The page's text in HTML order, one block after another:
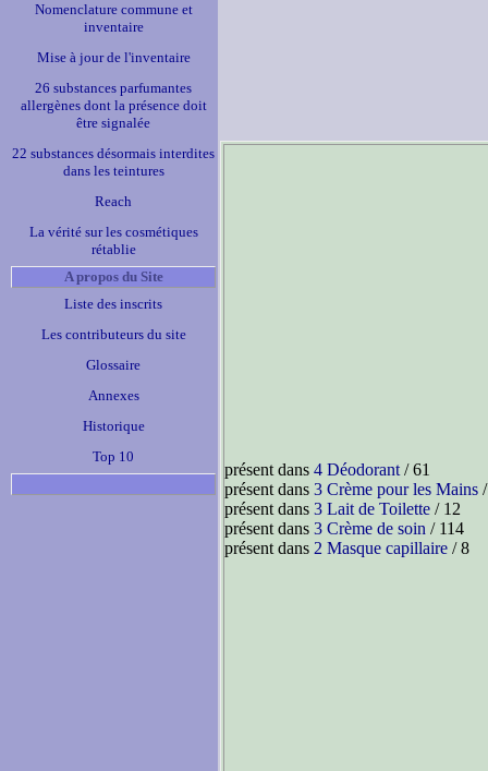
Nomenclature commune et
inventaire
Mise à jour de l'inventaire
26 substances parfumantes
allergènes dont la présence doit
être signalée
22 substances désormais interdites
dans les teintures
Reach
La vérité sur les cosmétiques
rétablie
A propos du Site
Liste des inscrits
Les contributeurs du site
Glossaire
Annexes
Historique
Top 10
présent dans 4 Déodorant / 61
présent dans 3 Crème pour les Mains
présent dans 3 Lait de Toilette / 12
présent dans 3 Crème de soin / 114
présent dans 2 Masque capillaire / 8